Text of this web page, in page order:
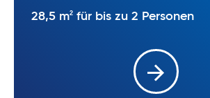
28,5 m2 für bis zu 2 Personen